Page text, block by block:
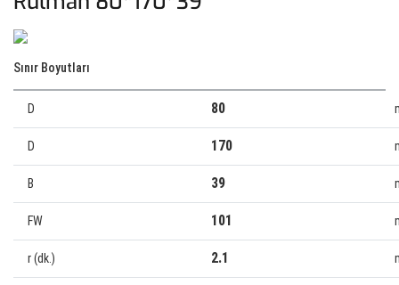
Sınır Boyutları
D 80
D 170
B 39
FW 101
r (dk.) 2.1